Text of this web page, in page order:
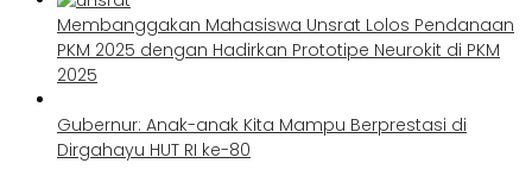
Membanggakan Mahasiswa Unsrat Lolos Pendanaan
PKM 2025 dengan Hadirkan Prototipe Neurokit di PKM
2025
Gubernur: Anak-anak Kita Mampu Berprestasi di
Dirgahayu HUT RI ke-80